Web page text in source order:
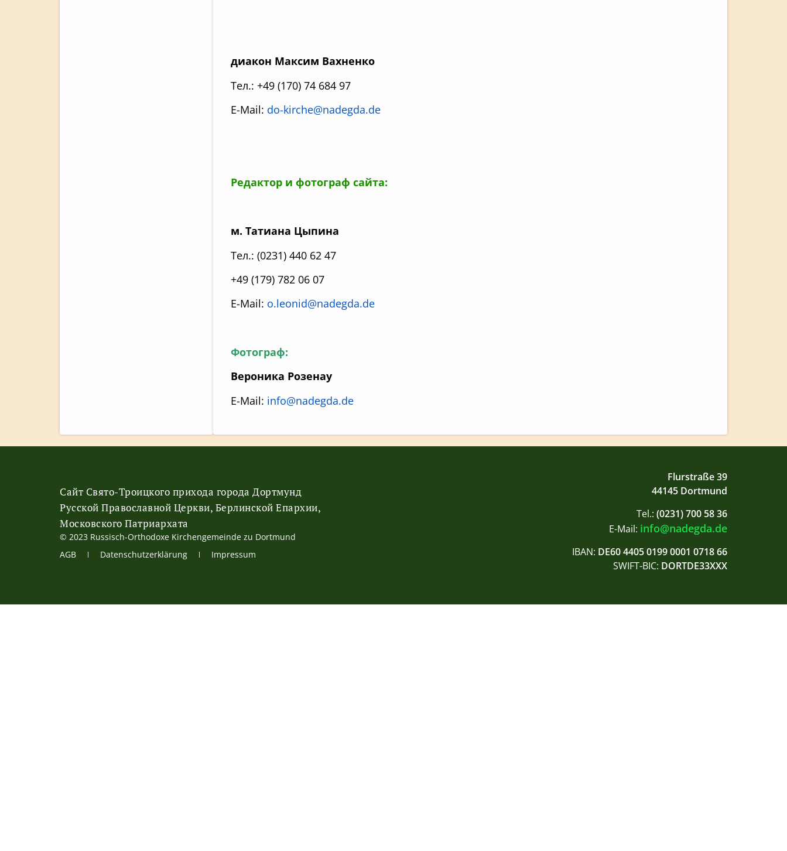
диакон Максим Вахненко
Тел.: +49 (170) 74 684 97
E-Mail: do-kirche@nadegda.de
Редактор и фотограф сайта:
м. Татиана Цыпина
Тел.: (0231) 440 62 47
+49 (179) 782 06 07
E-Mail: o.leonid@nadegda.de
Фотограф:
Вероника Розенау
E-Mail: info@nadegda.de
Сайт Свято-Троицкого прихода города Дортмунд
Русской Православной Церкви, Берлинской Епархии,
Московского Патриархата
© 2023 Russisch-Orthodoxe Kirchengemeinde zu Dortmund
АGB
Datenschutzerklärung Impressum
Flurstraße 39
44145 Dortmund
Tel.: (0231) 700 58 36
E-Mail: info@nadegda.de
IBAN: DE60 4405 0199 0001 0718 66
SWIFT-BIC: DORTDE33XXX